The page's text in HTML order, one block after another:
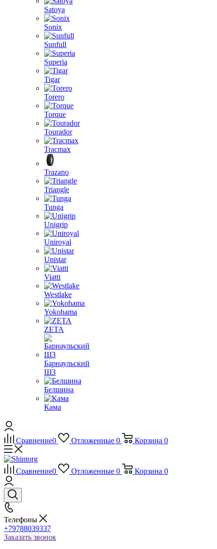
Satoya
Sonix
Sunfull
Superia
Tigar
Torero
Torque
Tourador
Tracmax
Trazano
Triangle
Tunga
Unigrip
Uniroyal
Unistar
Viatti
Westlake
Yokohama
ZETA
Барнаульский
ШЗ
Белшина
Кама
Сравнение0 Отложенные 0 Корзина 0
Сравнение0 Отложенные 0 Корзина 0
Телефоны
+79788039337
Заказать звонок